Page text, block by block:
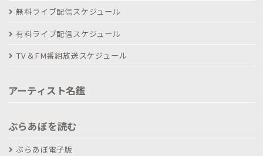
無料ライブ配信スケジュール
有料ライブ配信スケジュール
TV＆FM番組放送スケジュール
アーティスト名鑑
ぶらあぼを読む
ぶらあぼ電子版